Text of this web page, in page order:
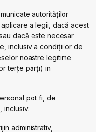
autorităților
a legii, dacă acest
dacă este necesar
inclusiv a condițiilor de
noastre legitime
terțe părți) în
pot fi, de
inclusiv:
administrativ,